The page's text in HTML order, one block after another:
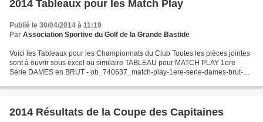
2014 Tableaux pour les Match Play
Publié le 30/04/2014 à 11:19
Par Association Sportive du Golf de la Grande Bastide
Voici les Tableaux pour les Championnats du Club Toutes les pièces jointes
sont à ouvrir sous excel ou similaire TABLEAU pour MATCH PLAY 1ere
Série DAMES en BRUT - ob_740637_match-play-1ere-serie-dames-brut-
2014 Résultats de la Coupe des Capitaines